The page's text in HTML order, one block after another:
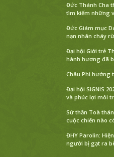
Đức Thánh Cha
tìm kiếm những
Đức Giám mục
nạn nhân cháy
Đại hội Giới trẻ
hành hương đã
Châu Phi hướng
Đại hội SIGNIS
và phúc lợi môi
Sứ thần Toà
cuộc chiến nào
ĐHY Parolin:
người bị gạt ra